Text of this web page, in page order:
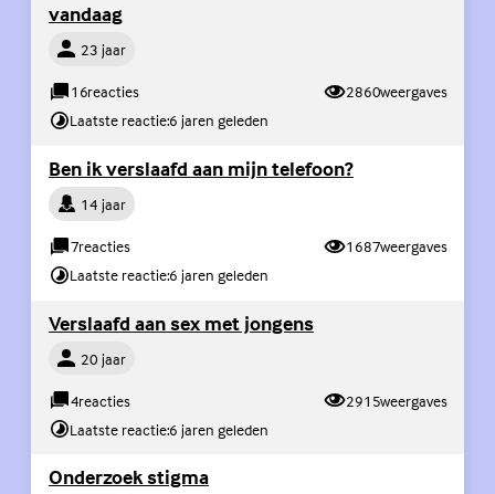
vandaag
Persoon23 jaar
16reacties 2860weergaves
Laatste reactie:6 jaren geleden
Ben ik verslaafd aan mijn telefoon?
Persoon14 jaar
7reacties 1687weergaves
Laatste reactie:6 jaren geleden
Verslaafd aan sex met jongens
Persoon20 jaar
4reacties 2915weergaves
Laatste reactie:6 jaren geleden
Onderzoek stigma